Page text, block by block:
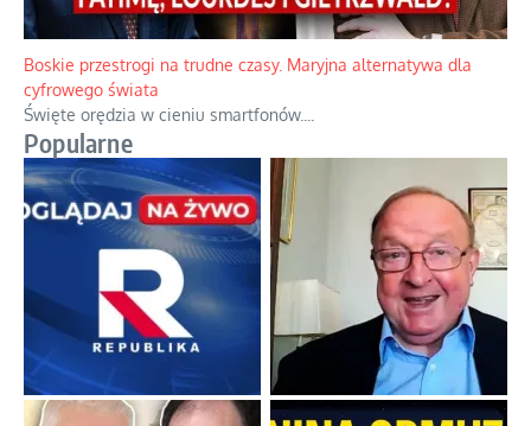
Papieskie innowacje w tradycyjnym różańcu
Gorący dylemat medytacji nad tajemnicami....